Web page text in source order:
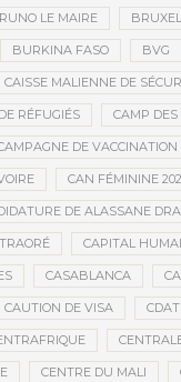
LE MAIRE
BURKINA FASO BVG
CAISSE MALIENNE DE
RÉFUGIÉS CAMP DES
DE VACCINATION
CAN FÉMININE
DE ALASSANE
CAPITAL
CASABLANCA
CAUTION DE VISA CDAT
CENTRE DU MALI